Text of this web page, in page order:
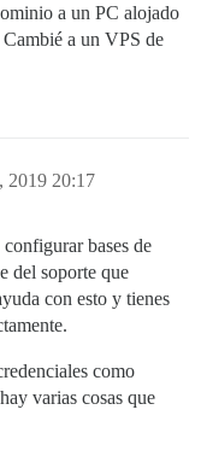
a un PC alojado
a un VPS de
2019 20:17
bases de
del soporte que
con esto y tienes
como
varias cosas que